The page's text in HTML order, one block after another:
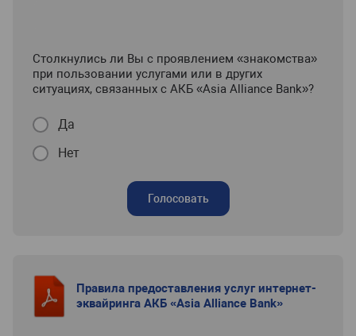
Столкнулись ли Вы с проявлением «знакомства»
при пользовании услугами или в других
ситуациях, связанных с АКБ «Asia Alliance Bank»?
Да
Нет
Голосовать
Правила предоставления услуг интернет-
эквайринга АКБ «Asia Alliance Bank»